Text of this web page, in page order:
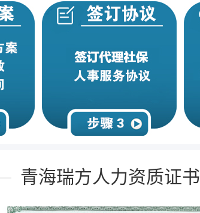
青海瑞方人力资质证书